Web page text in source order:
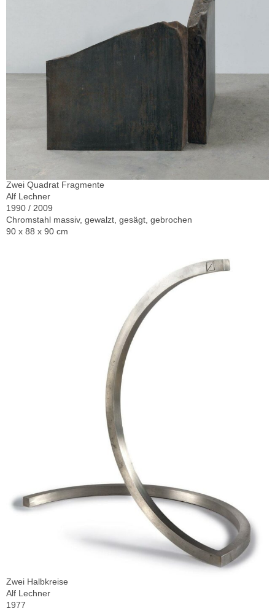
Zwei Quadrat Fragmente
Alf Lechner
1990 / 2009
Chromstahl massiv, gewalzt, gesägt, gebrochen
90 x 88 x 90 cm
Zwei Halbkreise
Alf Lechner
1977